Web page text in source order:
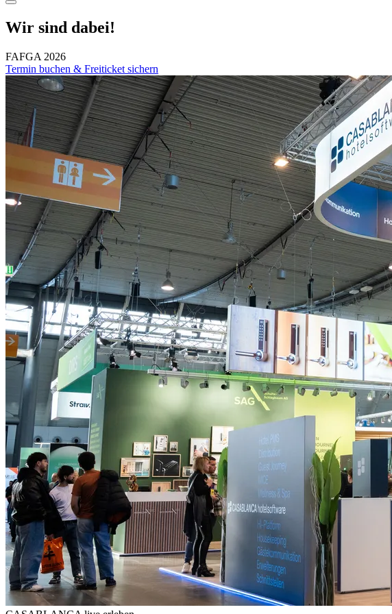
Wir sind dabei!
FAFGA 2026
Termin buchen & Freiticket sichern